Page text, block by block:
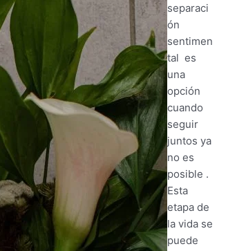
separaci
ón
sentimen
tal es
una
opción
cuando
seguir
juntos ya
no es
posible .
Esta
etapa de
la vida se
puede